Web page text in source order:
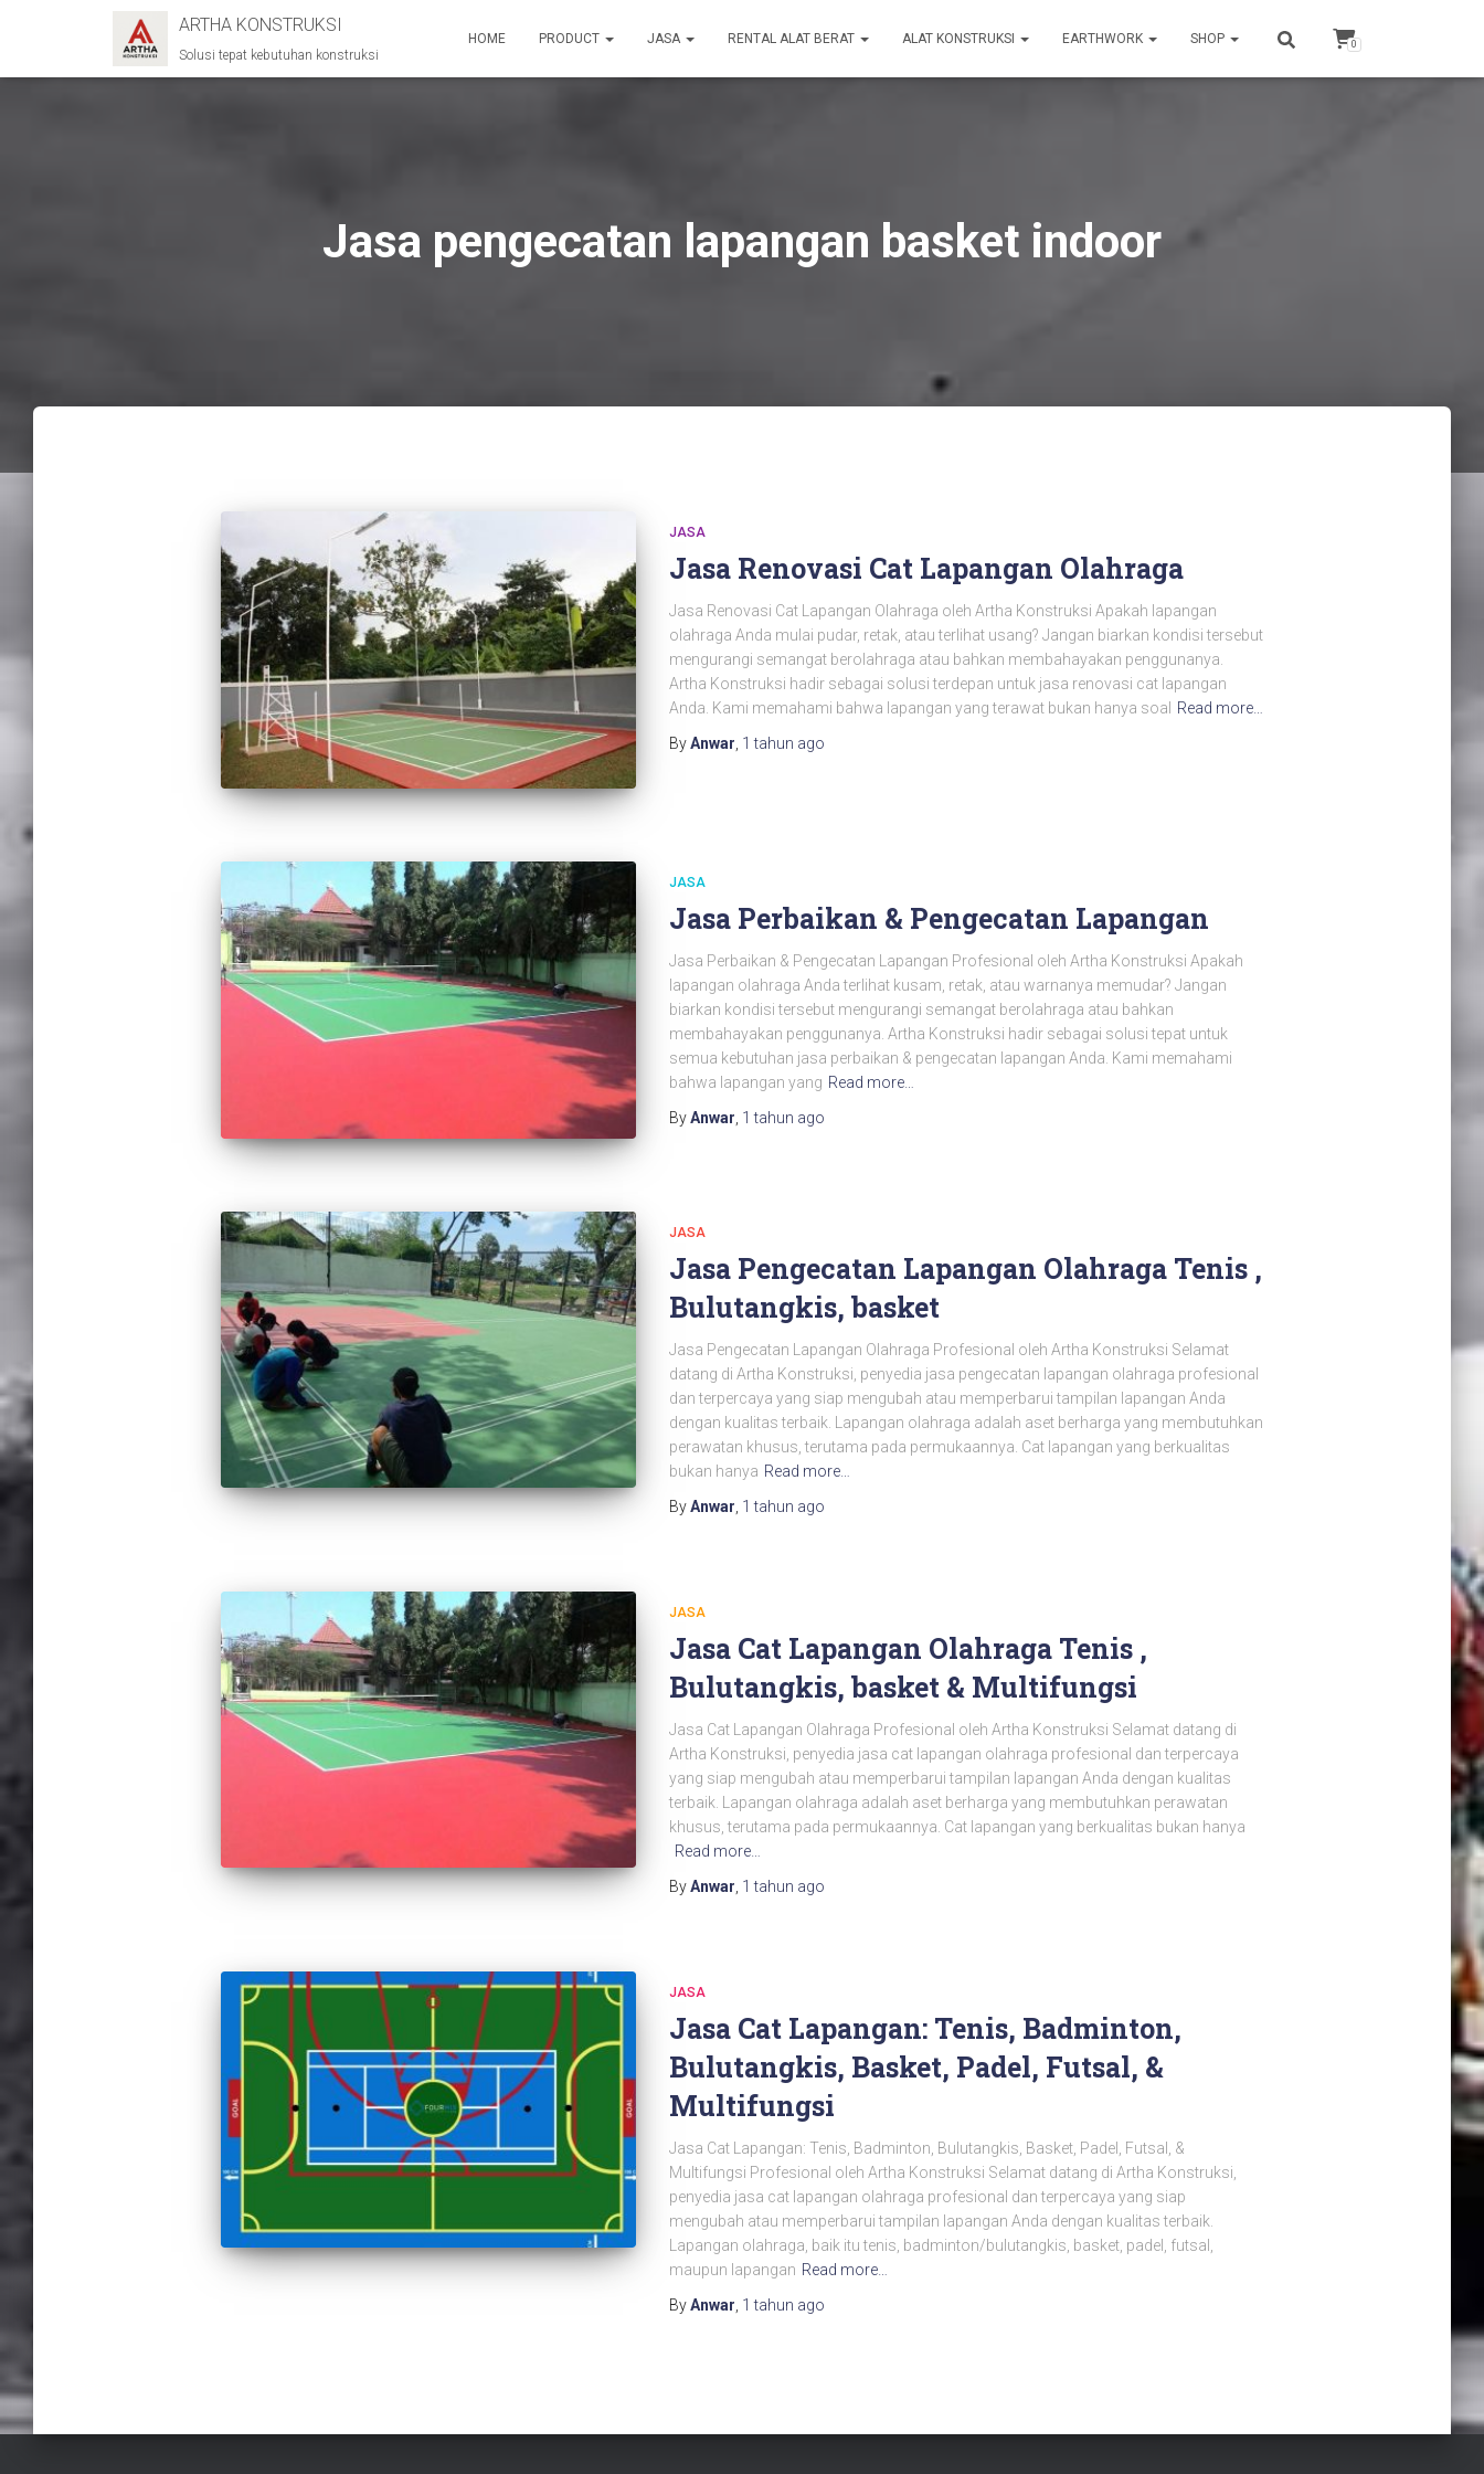
ARTHA KONSTRUKSI
Solusi tepat kebutuhan konstruksi
HOME PRODUCT JASA RENTAL ALAT BERAT ALAT KONSTRUKSI EARTHWORK SHOP 0
Jasa pengecatan lapangan basket indoor
JASA
Jasa Renovasi Cat Lapangan Olahraga
Jasa Renovasi Cat Lapangan Olahraga oleh Artha Konstruksi Apakah lapangan
olahraga Anda mulai pudar, retak, atau terlihat usang? Jangan biarkan kondisi tersebut
mengurangi semangat berolahraga atau bahkan membahayakan penggunanya.
Artha Konstruksi hadir sebagai solusi terdepan untuk jasa renovasi cat lapangan
Anda. Kami memahami bahwa lapangan yang terawat bukan hanya soal
Read more…
ByAnwar 1 tahun ago
JASA
Jasa Perbaikan & Pengecatan Lapangan
Jasa Perbaikan & Pengecatan Lapangan Profesional oleh Artha Konstruksi Apakah
lapangan olahraga Anda terlihat kusam, retak, atau warnanya memudar? Jangan
biarkan kondisi tersebut mengurangi semangat berolahraga atau bahkan
membahayakan penggunanya. Artha Konstruksi hadir sebagai solusi tepat untuk
semua kebutuhan jasa perbaikan & pengecatan lapangan Anda. Kami memahami
bahwa lapangan yang Read more…
ByAnwar 1 tahun ago
JASA
Jasa Pengecatan Lapangan Olahraga Tenis ,
Bulutangkis, basket
Jasa Pengecatan Lapangan Olahraga Profesional oleh Artha Konstruksi Selamat
datang di Artha Konstruksi, penyedia jasa pengecatan lapangan olahraga profesional
dan terpercaya yang siap mengubah atau memperbarui tampilan lapangan Anda
dengan kualitas terbaik. Lapangan olahraga adalah aset berharga yang membutuhkan
perawatan khusus, terutama pada permukaannya. Cat lapangan yang berkualitas
bukan hanya Read more…
ByAnwar 1 tahun ago
JASA
Jasa Cat Lapangan Olahraga Tenis ,
Bulutangkis, basket & Multifungsi
Jasa Cat Lapangan Olahraga Profesional oleh Artha Konstruksi Selamat datang di
Artha Konstruksi, penyedia jasa cat lapangan olahraga profesional dan terpercaya
yang siap mengubah atau memperbarui tampilan lapangan Anda dengan kualitas
terbaik. Lapangan olahraga adalah aset berharga yang membutuhkan perawatan
khusus, terutama pada permukaannya. Cat lapangan yang berkualitas bukan hanya
Read more…
ByAnwar 1 tahun ago
JASA
Jasa Cat Lapangan: Tenis, Badminton,
Bulutangkis, Basket, Padel, Futsal, &
Multifungsi
Jasa Cat Lapangan: Tenis, Badminton, Bulutangkis, Basket, Padel, Futsal, &
Multifungsi Profesional oleh Artha Konstruksi Selamat datang di Artha Konstruksi,
penyedia jasa cat lapangan olahraga profesional dan terpercaya yang siap
mengubah atau memperbarui tampilan lapangan Anda dengan kualitas terbaik.
Lapangan olahraga, baik itu tenis, badminton/bulutangkis, basket, padel, futsal,
maupun lapangan Read more…
ByAnwar 1 tahun ago